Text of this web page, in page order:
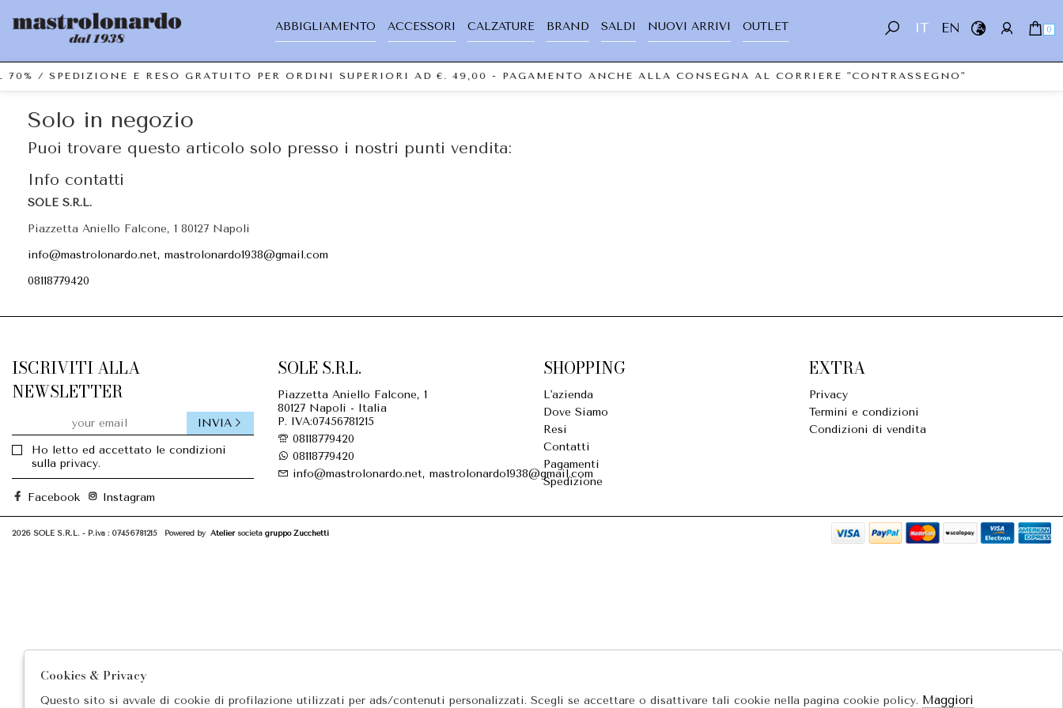
IT EN 0
ABBIGLIAMENTO ACCESSORI CALZATURE BRAND SALDI NUOVI ARRIVI OUTLET
/ SPEDIZIONE E RESO GRATUITO PER ORDINI SUPERIORI AD €. 49,00 - PAGAMENTO ANCHE ALLA CONSEGNA AL CORRIERE "CONTRASSEGNO"
Solo in negozio
Puoi trovare questo articolo solo presso i nostri punti vendita:
Info contatti
SOLE S.R.L.
Piazzetta Aniello Falcone, 1 80127 Napoli
info@mastrolonardo.net, mastrolonardo1938@gmail.com
08118779420
ISCRIVITI ALLA
NEWSLETTER
Ho letto ed accettato le condizioni
sulla privacy.
INVIA
Facebook Instagram
SOLE S.R.L.
Piazzetta Aniello Falcone, 1
80127 Napoli - Italia
P. IVA:07456781215
08118779420
08118779420
info@mastrolonardo.net, mastrolonardo1938@gmail.com
SHOPPING
L'azienda
Dove Siamo
Resi
Contatti
Pagamenti
Spedizione
EXTRA
Privacy
Termini e condizioni
Condizioni di vendita
2026 SOLE S.R.L. - P.iva : 07456781215 Powered by Ateliersocietà gruppo Zucchetti
Cookies & Privacy
Questo sito si avvale di cookie di profilazione utilizzati per ads/contenuti personalizzati. Scegli se accettare o disattivare tali cookie nella pagina cookie policy. Maggiori